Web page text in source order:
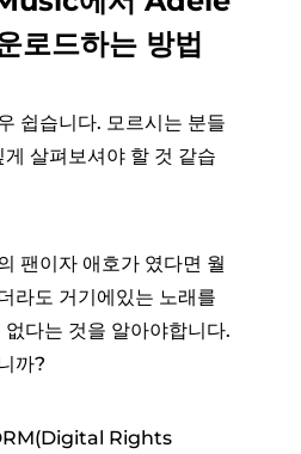
로드하는 방법
쉽습니다. 모르시는 분들
살펴보셔야 할 것 같습
팬이자 애호가 였다면 월
라도 거기에있는 노래를
다는 것을 알아야합니다.
까?
Rights